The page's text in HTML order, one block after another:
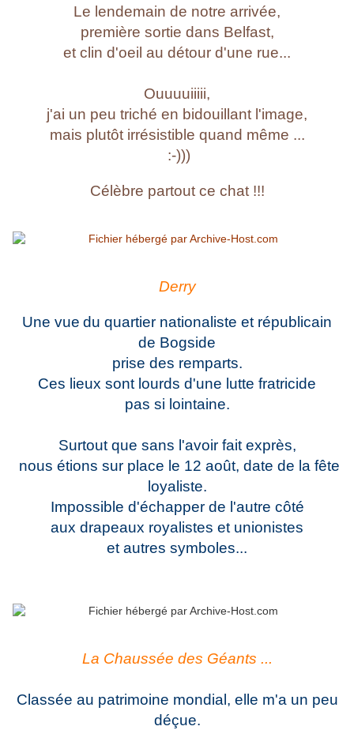
Le lendemain de notre arrivée,
première sortie dans Belfast,
et clin d'oeil au détour d'une rue...
Ouuuuiiiii,
j'ai un peu triché en bidouillant l'image,
mais plutôt irrésistible quand même ...
:-)))
Célèbre partout ce chat !!!
Derry
Une vue du quartier nationaliste et républicain
de Bogside
prise des remparts.
Ces lieux sont lourds d'une lutte fratricide
pas si lointaine.
Surtout que sans l'avoir fait exprès,
nous étions sur place le 12 août, date de la fête
loyaliste.
Impossible d'échapper de l'autre côté
aux drapeaux royalistes et unionistes
et autres symboles...
La Chaussée des Géants ...
Classée au patrimoine mondial, elle m'a un peu
déçue.